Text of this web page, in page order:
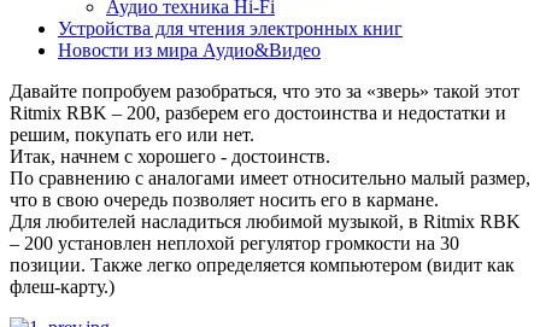
Аудио техника Hi-Fi
Устройства для чтения электронных книг
Новости из мира Аудио&Видео
Давайте попробуем разобраться, что это за «зверь» такой этот
Ritmix RBK – 200, разберем его достоинства и недостатки и
решим, покупать его или нет.
Итак, начнем с хорошего - достоинств.
По сравнению с аналогами имеет относительно малый размер,
что в свою очередь позволяет носить его в кармане.
Для любителей насладиться любимой музыкой, в Ritmix RBK
– 200 установлен неплохой регулятор громкости на 30
позиции. Также легко определяется компьютером (видит как
флеш-карту.)